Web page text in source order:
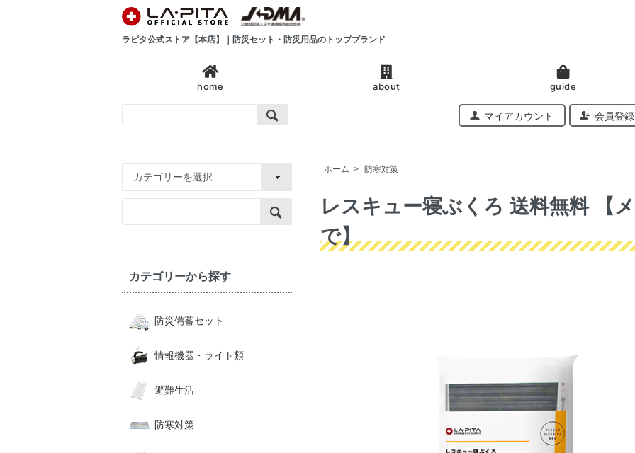
ラピタ公式ストア【本店】｜防災セット・防災用品のトップブランド
home about guide
マイアカウント 会員登録
ホーム > 防寒対策
レスキュー寝ぶくろ 送料無料 【
で】
カテゴリーから探す
防災備蓄セット
情報機器・ライト類
避難生活
防寒対策